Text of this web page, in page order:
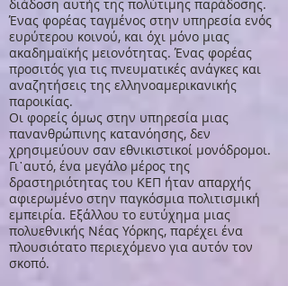
διάδοση αυτής της πολύτιμης παράδοσης.
Ένας φορέας ταγμένος στην υπηρεσία ενός
ευρύτερου κοινού, και όχι μόνο μιας
ακαδημαϊκής μειονότητας. Ένας φορέας
προσιτός για τις πνευματικές ανάγκες και
αναζητήσεις της ελληνοαμερικανικής
παροικίας.
Οι φορείς όμως στην υπηρεσία μιας
πανανθρώπινης κατανόησης, δεν
χρησιμεύουν σαν εθνικιστικοί μονόδρομοι.
Γι᾽αυτό, ένα μεγάλο μέρος της
δραστηριότητας του ΚΕΠ ήταν απαρχής
αφιερωμένο στην παγκόσμια πολιτισμική
εμπειρία. Εξάλλου το ευτύχημα μιας
πολυεθνικής Νέας Υόρκης, παρέχει ένα
πλουσιότατο περιεχόμενο για αυτόν τον
σκοπό.